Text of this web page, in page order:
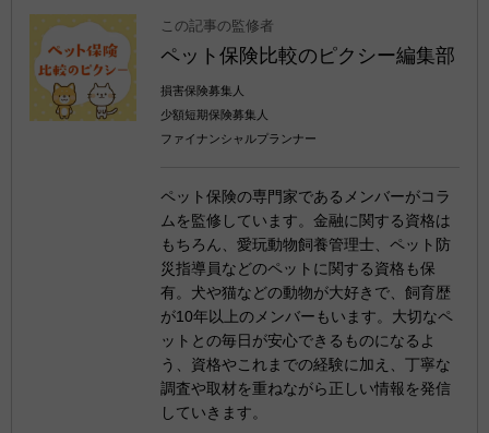
この記事の監修者
ペット保険比較のピクシー編集部
損害保険募集人
少額短期保険募集人
ファイナンシャルプランナー
ペット保険の専門家であるメンバーがコラ
ムを監修しています。金融に関する資格は
もちろん、愛玩動物飼養管理士、ペット防
災指導員などのペットに関する資格も保
有。犬や猫などの動物が大好きで、飼育歴
が10年以上のメンバーもいます。大切なペ
ットとの毎日が安心できるものになるよ
う、資格やこれまでの経験に加え、丁寧な
調査や取材を重ねながら正しい情報を発信
していきます。